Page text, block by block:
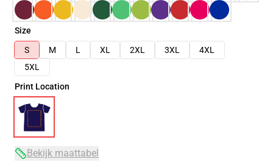
Size
S
M L XL 2XL 3XL
4XL
5XL
Print Location
Bekijk maattabel